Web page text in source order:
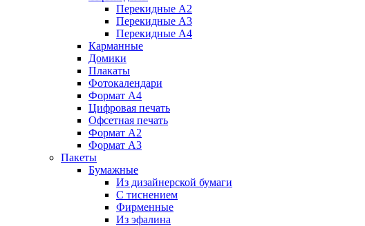
Перекидные А2
Перекидные А3
Перекидные А4
Карманные
Домики
Плакаты
Фотокалендари
Формат А4
Цифровая печать
Офсетная печать
Формат А2
Формат А3
Пакеты
Бумажные
Из дизайнерской бумаги
C тиснением
Фирменные
Из эфалина